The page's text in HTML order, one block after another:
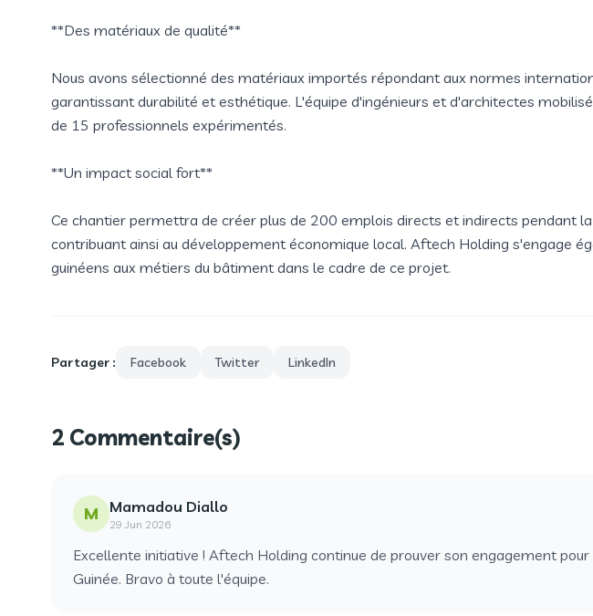
**Des matériaux de qualité**
Nous avons sélectionné des matériaux importés répondant aux normes
garantissant durabilité et esthétique. L'équipe d'ingénieurs et d'architectes
de 15 professionnels expérimentés.
**Un impact social fort**
Ce chantier permettra de créer plus de 200 emplois directs et indirects pendant
contribuant ainsi au développement économique local. Aftech Holding s'engage
guinéens aux métiers du bâtiment dans le cadre de ce projet.
Partager : Facebook Twitter LinkedIn
2 Commentaire(s)
M Mamadou Diallo
29 Jun 2026
Excellente initiative ! Aftech Holding continue de prouver son engagement
Guinée. Bravo à toute l'équipe.